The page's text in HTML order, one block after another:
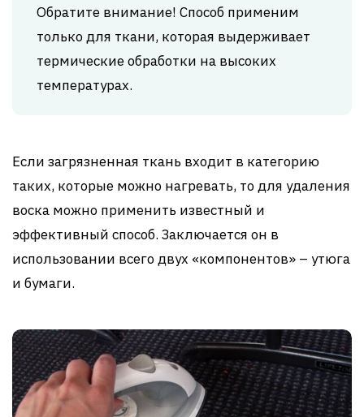
Обратите внимание! Способ применим
только для ткани, которая выдерживает
термические обработки на высоких
температурах.
Если загрязненная ткань входит в категорию
таких, которые можно нагревать, то для удаления
воска можно применить известный и
эффективный способ. Заключается он в
использовании всего двух «компонентов» – утюга
и бумаги.